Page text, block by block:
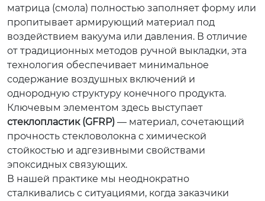
матрица (смола) полностью заполняет форму или
пропитывает армирующий материал под
воздействием вакуума или давления. В отличие
от традиционных методов ручной выкладки, эта
технология обеспечивает минимальное
содержание воздушных включений и
однородную структуру конечного продукта.
Ключевым элементом здесь выступает
стеклопластик (GFRP) — материал, сочетающий
прочность стекловолокна с химической
стойкостью и адгезивными свойствами
эпоксидных связующих.
В нашей практике мы неоднократно
сталкивались с ситуациями, когда заказчики